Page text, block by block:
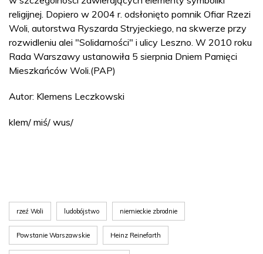
religijnej. Dopiero w 2004 r. odsłonięto pomnik Ofiar Rzezi
Woli, autorstwa Ryszarda Stryjeckiego, na skwerze przy
rozwidleniu alei "Solidarności" i ulicy Leszno. W 2010 roku
Rada Warszawy ustanowiła 5 sierpnia Dniem Pamięci
Mieszkańców Woli.(PAP)
Autor: Klemens Leczkowski
klem/ miś/ wus/
rzeź Woli ludobójstwo niemieckie zbrodnie
Powstanie Warszawskie Heinz Reinefarth